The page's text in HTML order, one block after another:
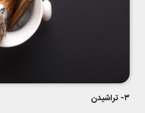
۳- تراشیدن